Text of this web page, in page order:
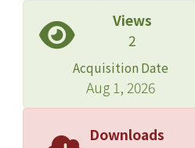
Views
2
Acquisition Date
Aug 1, 2026
Downloads